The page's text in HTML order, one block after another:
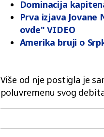
Dominacija
Prva izjava Jovane
ovde" VIDEO
Amerika bruji o
Više od nje postigla je
poluvremenu svog